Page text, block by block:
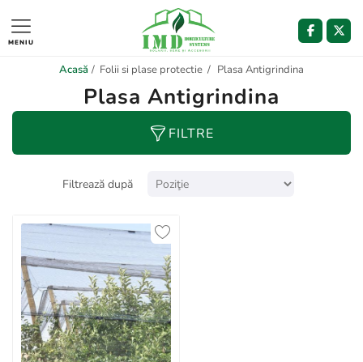
MENIU
Acasă / Folii si plase protectie / Plasa Antigrindina
Plasa Antigrindina
FILTRE
Filtrează după